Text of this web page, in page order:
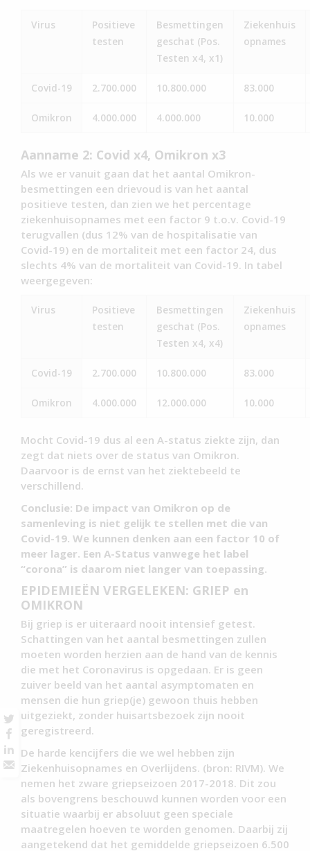
Virus
Positieve
testen
Besmettingen
geschat (Pos.
Testen x4, x1)
Ziekenhuis
opnames
Covid-19 2.700.000 10.800.000 83.000
Omikron 4.000.000 4.000.000 10.000
Aanname 2: Covid x4, Omikron x3
Als we er vanuit gaan dat het aantal Omikron-
besmettingen een drievoud is van het aantal
positieve testen, dan zien we het percentage
ziekenhuisopnames met een factor 9 t.o.v. Covid-19
terugvallen (dus 12% van de hospitalisatie van
Covid-19) en de mortaliteit met een factor 24, dus
slechts 4% van de mortaliteit van Covid-19. In tabel
weergegeven:
Virus
Positieve
testen
Besmettingen
geschat (Pos.
Testen x4, x4)
Ziekenhuis
opnames
Covid-19 2.700.000 10.800.000 83.000
Omikron 4.000.000 12.000.000 10.000
Mocht Covid-19 dus al een A-status ziekte zijn, dan
zegt dat niets over de status van Omikron.
Daarvoor is de ernst van het ziektebeeld te
verschillend.
Conclusie: De impact van Omikron op de
samenleving is niet gelijk te stellen met die van
Covid-19. We kunnen denken aan een factor 10 of
meer lager. Een A-Status vanwege het label
“corona” is daarom niet langer van toepassing.
EPIDEMIEËN VERGELEKEN: GRIEP en
OMIKRON
Bij griep is er uiteraard nooit intensief getest.
Schattingen van het aantal besmettingen zullen
moeten worden herzien aan de hand van de kennis
die met het Coronavirus is opgedaan. Er is geen
zuiver beeld van het aantal asymptomaten en
mensen die hun griep(je) gewoon thuis hebben
uitgeziekt, zonder huisartsbezoek zijn nooit
geregistreerd.
De harde kencijfers die we wel hebben zijn
Ziekenhuisopnames en Overlijdens. (bron: RIVM). We
nemen het zware griepseizoen 2017-2018. Dit zou
als bovengrens beschouwd kunnen worden voor een
situatie waarbij er absoluut geen speciale
maatregelen hoeven te worden genomen. Daarbij zij
aangetekend dat het gemiddelde griepseizoen 6.500